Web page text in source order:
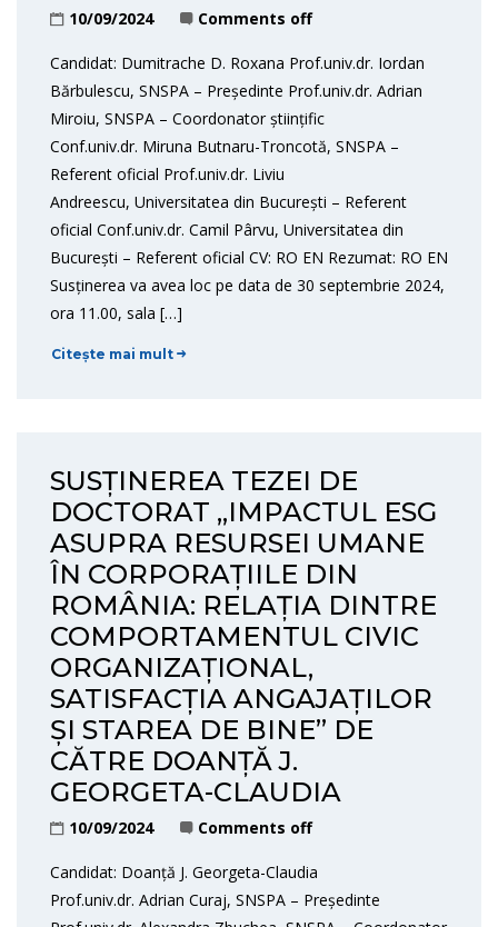
10/09/2024 Comments off
Candidat: Dumitrache D. Roxana Prof.univ.dr. Iordan
Bărbulescu, SNSPA – Președinte Prof.univ.dr. Adrian
Miroiu, SNSPA – Coordonator științific
Conf.univ.dr. Miruna Butnaru-Troncotă, SNSPA –
Referent oficial Prof.univ.dr. Liviu
Andreescu, Universitatea din București – Referent
oficial Conf.univ.dr. Camil Pârvu, Universitatea din
București – Referent oficial CV: RO EN Rezumat: RO EN
Susținerea va avea loc pe data de 30 septembrie 2024,
ora 11.00, sala […]
Citește mai mult
SUSȚINEREA TEZEI DE
DOCTORAT „IMPACTUL ESG
ASUPRA RESURSEI UMANE
ÎN CORPORAȚIILE DIN
ROMÂNIA: RELAȚIA DINTRE
COMPORTAMENTUL CIVIC
ORGANIZAȚIONAL,
SATISFACȚIA ANGAJAȚILOR
ȘI STAREA DE BINE” DE
CĂTRE DOANȚĂ J.
GEORGETA-CLAUDIA
10/09/2024 Comments off
Candidat: Doanță J. Georgeta-Claudia
Prof.univ.dr. Adrian Curaj, SNSPA – Președinte